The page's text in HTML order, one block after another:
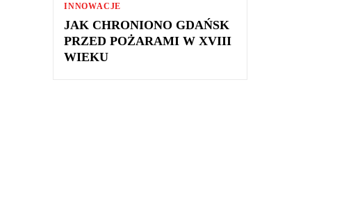
INNOWACJE
JAK CHRONIONO GDAŃSK
PRZED POŻARAMI W XVIII
WIEKU